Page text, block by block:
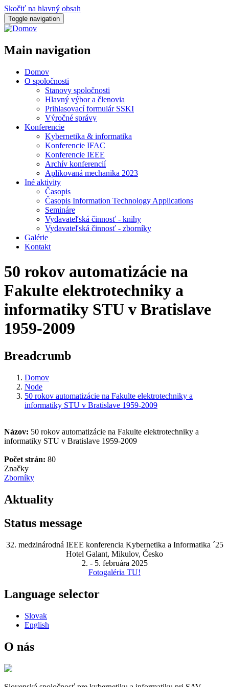
Skočiť na hlavný obsah
Toggle navigation
Main navigation
Domov
O spoločnosti
Stanovy spoločnosti
Hlavný výbor a členovia
Prihlasovací formulár SSKI
Výročné správy
Konferencie
Kybernetika & informatika
Konferencie IFAC
Konferencie IEEE
Archív konferencií
Aplikovaná mechanika 2023
Iné aktivity
Časopis
Časopis Information Technology Applications
Semináre
Vydavateľská činnosť - knihy
Vydavateľská činnosť - zborníky
Galérie
Kontakt
50 rokov automatizácie na
Fakulte elektrotechniky a
informatiky STU v Bratislave
1959-2009
Breadcrumb
Domov
Node
50 rokov automatizácie na Fakulte elektrotechniky a
informatiky STU v Bratislave 1959-2009
Názov: 50 rokov automatizácie na Fakulte elektrotechniky a
informatiky STU v Bratislave 1959-2009
Počet strán: 80
Značky
Zborníky
Aktuality
Status message
32. medzinárodná IEEE konferencia Kybernetika a Informatika ´25
Hotel Galant, Mikulov, Česko
2. - 5. februára 2025
Fotogaléria TU!
Language selector
Slovak
English
O nás